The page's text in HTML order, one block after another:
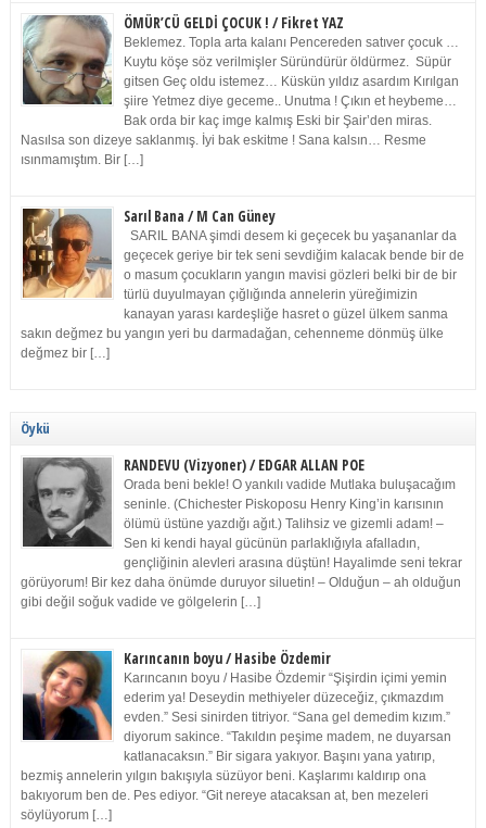
ÖMÜR’CÜ GELDİ ÇOCUK ! / Fikret YAZ
Beklemez. Topla arta kalanı Pencereden satıver çocuk …
Kuytu köşe söz verilmişler Süründürür öldürmez. Süpür
gitsen Geç oldu istemez… Küskün yıldız asardım Kırılgan
şiire Yetmez diye geceme.. Unutma ! Çıkın et heybeme…
Bak orda bir kaç imge kalmış Eski bir Şair’den miras.
Nasılsa son dizeye saklanmış. İyi bak eskitme ! Sana kalsın… Resme
ısınmamıştım. Bir […]
Sarıl Bana / M Can Güney
SARIL BANA şimdi desem ki geçecek bu yaşananlar da
geçecek geriye bir tek seni sevdiğim kalacak bende bir de
o masum çocukların yangın mavisi gözleri belki bir de bir
türlü duyulmayan çığlığında annelerin yüreğimizin
kanayan yarası kardeşliğe hasret o güzel ülkem sanma
sakın değmez bu yangın yeri bu darmadağan, cehenneme dönmüş ülke
değmez bir […]
Öykü
RANDEVU (Vizyoner) / EDGAR ALLAN POE
Orada beni bekle! O yankılı vadide Mutlaka buluşacağım
seninle. (Chichester Piskoposu Henry King’in karısının
ölümü üstüne yazdığı ağıt.) Talihsiz ve gizemli adam! –
Sen ki kendi hayal gücünün parlaklığıyla afalladın,
gençliğinin alevleri arasına düştün! Hayalimde seni tekrar
görüyorum! Bir kez daha önümde duruyor siluetin! – Olduğun – ah olduğun
gibi değil soğuk vadide ve gölgelerin […]
Karıncanın boyu / Hasibe Özdemir
Karıncanın boyu / Hasibe Özdemir “Şişirdin içimi yemin
ederim ya! Deseydin methiyeler düzeceğiz, çıkmazdım
evden.” Sesi sinirden titriyor. “Sana gel demedim kızım.”
diyorum sakince. “Takıldın peşime madem, ne duyarsan
katlanacaksın.” Bir sigara yakıyor. Başını yana yatırıp,
bezmiş annelerin yılgın bakışıyla süzüyor beni. Kaşlarımı kaldırıp ona
bakıyorum ben de. Pes ediyor. “Git nereye atacaksan at, ben mezeleri
söylüyorum […]